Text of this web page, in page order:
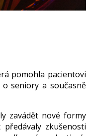
pomohla pacientovi
seniory a současně
zavádět nové formy
zkušenosti